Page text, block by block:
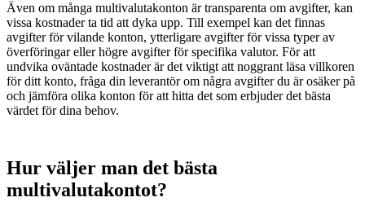
Även om många multivalutakonton är transparenta om avgifter, kan
vissa kostnader ta tid att dyka upp. Till exempel kan det finnas
avgifter för vilande konton, ytterligare avgifter för vissa typer av
överföringar eller högre avgifter för specifika valutor. För att
undvika oväntade kostnader är det viktigt att noggrant läsa villkoren
för ditt konto, fråga din leverantör om några avgifter du är osäker på
och jämföra olika konton för att hitta det som erbjuder det bästa
värdet för dina behov.
Hur väljer man det bästa
multivalutakontot?